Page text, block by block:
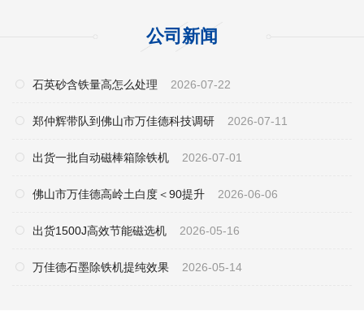
公司新闻
石英砂含铁量高怎么处理 2026-07-22
郑仲辉带队到佛山市万佳德科技调研 2026-07-11
出货一批自动磁棒箱除铁机 2026-07-01
佛山市万佳德高岭土白度＜90提升 2026-06-06
出货1500J高效节能磁选机 2026-05-16
万佳德石墨除铁机提纯效果 2026-05-14